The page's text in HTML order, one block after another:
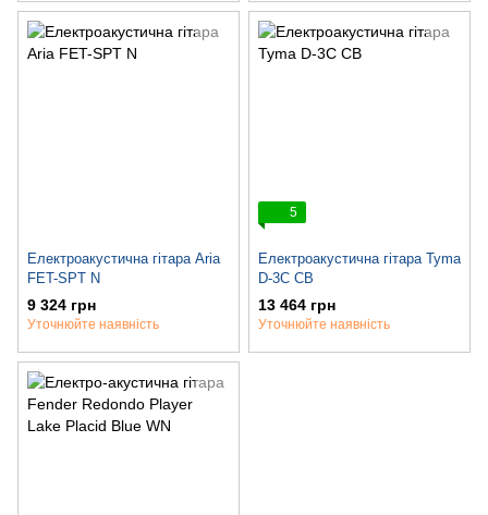
Електроакустична гітара Aria
FET-SPT N
9 324 грн
Уточнюйте наявність
5
Електроакустична гітара Tyma
D-3C CB
13 464 грн
Уточнюйте наявність